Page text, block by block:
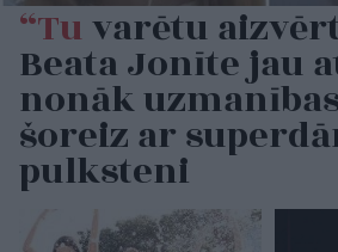
“Tuvarētu
Beata Jonīte jau
nonāk
šoreiz ar
pulksteni